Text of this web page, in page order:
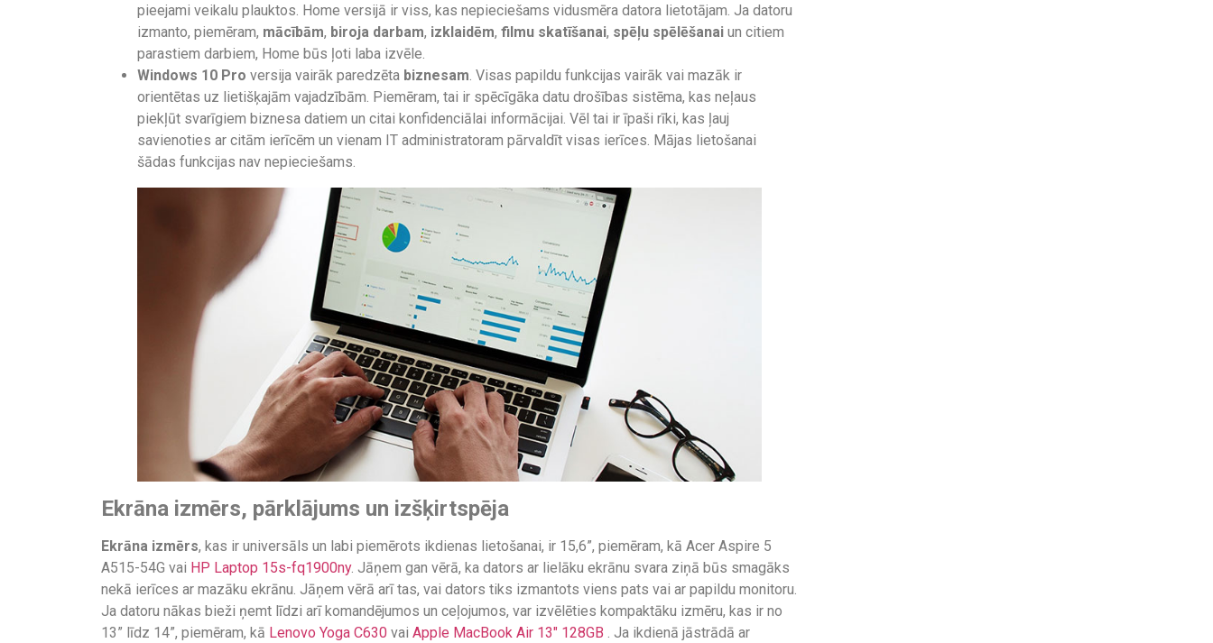
pieejami veikalu plauktos. Home versijā ir viss, kas nepieciešams vidusmēra datora lietotājam. Ja datoru
izmanto, piemēram, mācībām, biroja darbam, izklaidēm, filmu skatīšanai, spēļu spēlēšanai un citiem
parastiem darbiem, Home būs ļoti laba izvēle.
Windows 10 Pro versija vairāk paredzēta biznesam . Visas papildu funkcijas vairāk vai mazāk ir
orientētas uz lietišķajām vajadzībām. Piemēram, tai ir spēcīgāka datu drošības sistēma, kas neļaus
piekļūt svarīgiem biznesa datiem un citai konfidenciālai informācijai. Vēl tai ir īpaši rīki, kas ļauj
savienoties ar citām ierīcēm un vienam IT administratoram pārvaldīt visas ierīces. Mājas lietošanai
šādas funkcijas nav nepieciešams.
Ekrāna izmērs, pārklājums un izšķirtspēja
Ekrāna izmērs, kas ir universāls un labi piemērots ikdienas lietošanai, ir 15,6”, piemēram, kā Acer Aspire 5
A515-54G vai HP Laptop 15s-fq1900ny. Jāņem gan vērā, ka dators ar lielāku ekrānu svara ziņā būs smagāks
nekā ierīces ar mazāku ekrānu. Jāņem vērā arī tas, vai dators tiks izmantots viens pats vai ar papildu monitoru.
Ja datoru nākas bieži ņemt līdzi arī komandējumos un ceļojumos, var izvēlēties kompaktāku izmēru, kas ir no
13” līdz 14”, piemēram, kā Lenovo Yoga C630 vai Apple MacBook Air 13″ 128GB . Ja ikdienā jāstrādā ar